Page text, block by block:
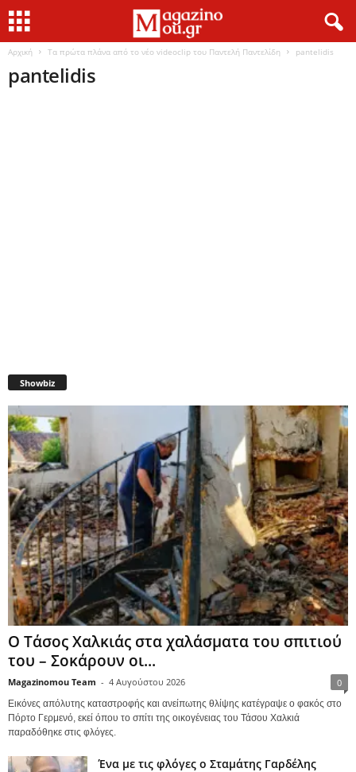
Αρχική Τα πρώτα πλάνα από το νέο videoclip του Παντελή Παντελίδη pantelidis
pantelidis
Showbiz
Ο Τάσος Χαλκιάς στα χαλάσματα του σπιτιού
του – Σοκάρουν οι...
Magazinomou Team - 4 Αυγούστου 2026 0
Εικόνες απόλυτης καταστροφής και ανείπωτης θλίψης κατέγραψε ο φακός στο
Πόρτο Γερμενό, εκεί όπου το σπίτι της οικογένειας του Τάσου Χαλκιά
παραδόθηκε στις φλόγες.
Ένα με τις φλόγες ο Σταμάτης Γαρδέλης